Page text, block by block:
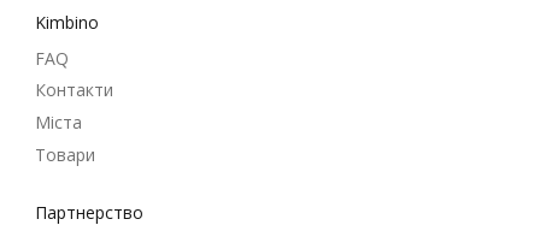
Kimbino
FAQ
Контакти
Міста
Товари
Партнерство